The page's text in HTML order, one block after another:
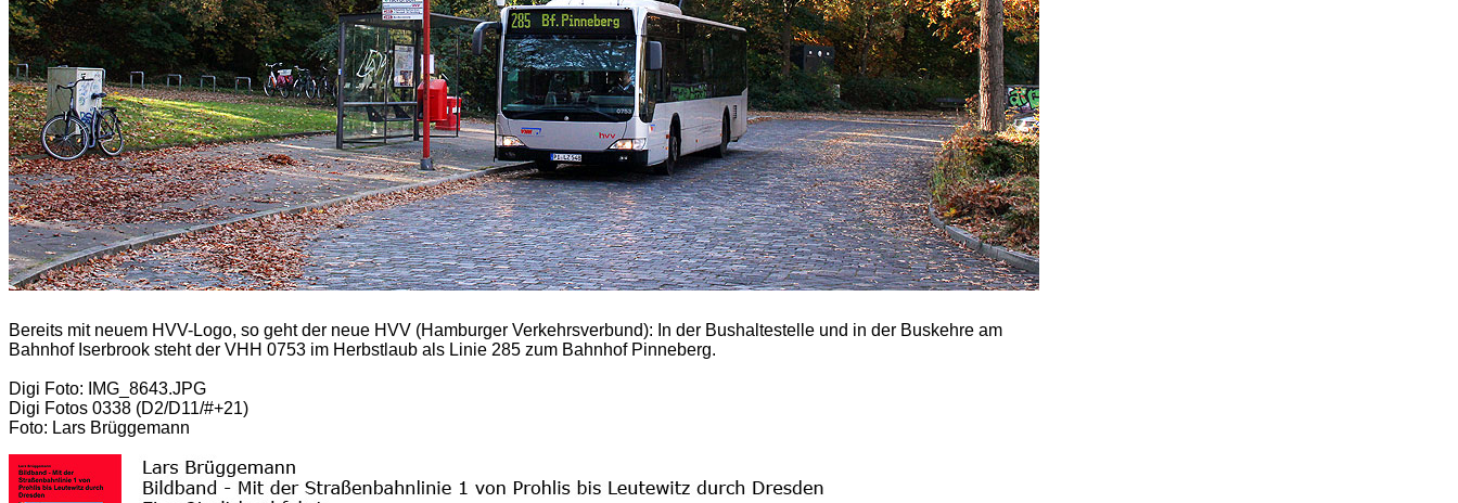
Bereits mit neuem HVV-Logo, so geht der neue HVV (Hamburger Verkehrsverbund): In der Bushaltestelle und in der Buskehre am
Bahnhof Iserbrook steht der VHH 0753 im Herbstlaub als Linie 285 zum Bahnhof Pinneberg.
Digi Foto: IMG_8643.JPG
Digi Fotos 0338 (D2/D11/#+21)
Foto: Lars Brüggemann